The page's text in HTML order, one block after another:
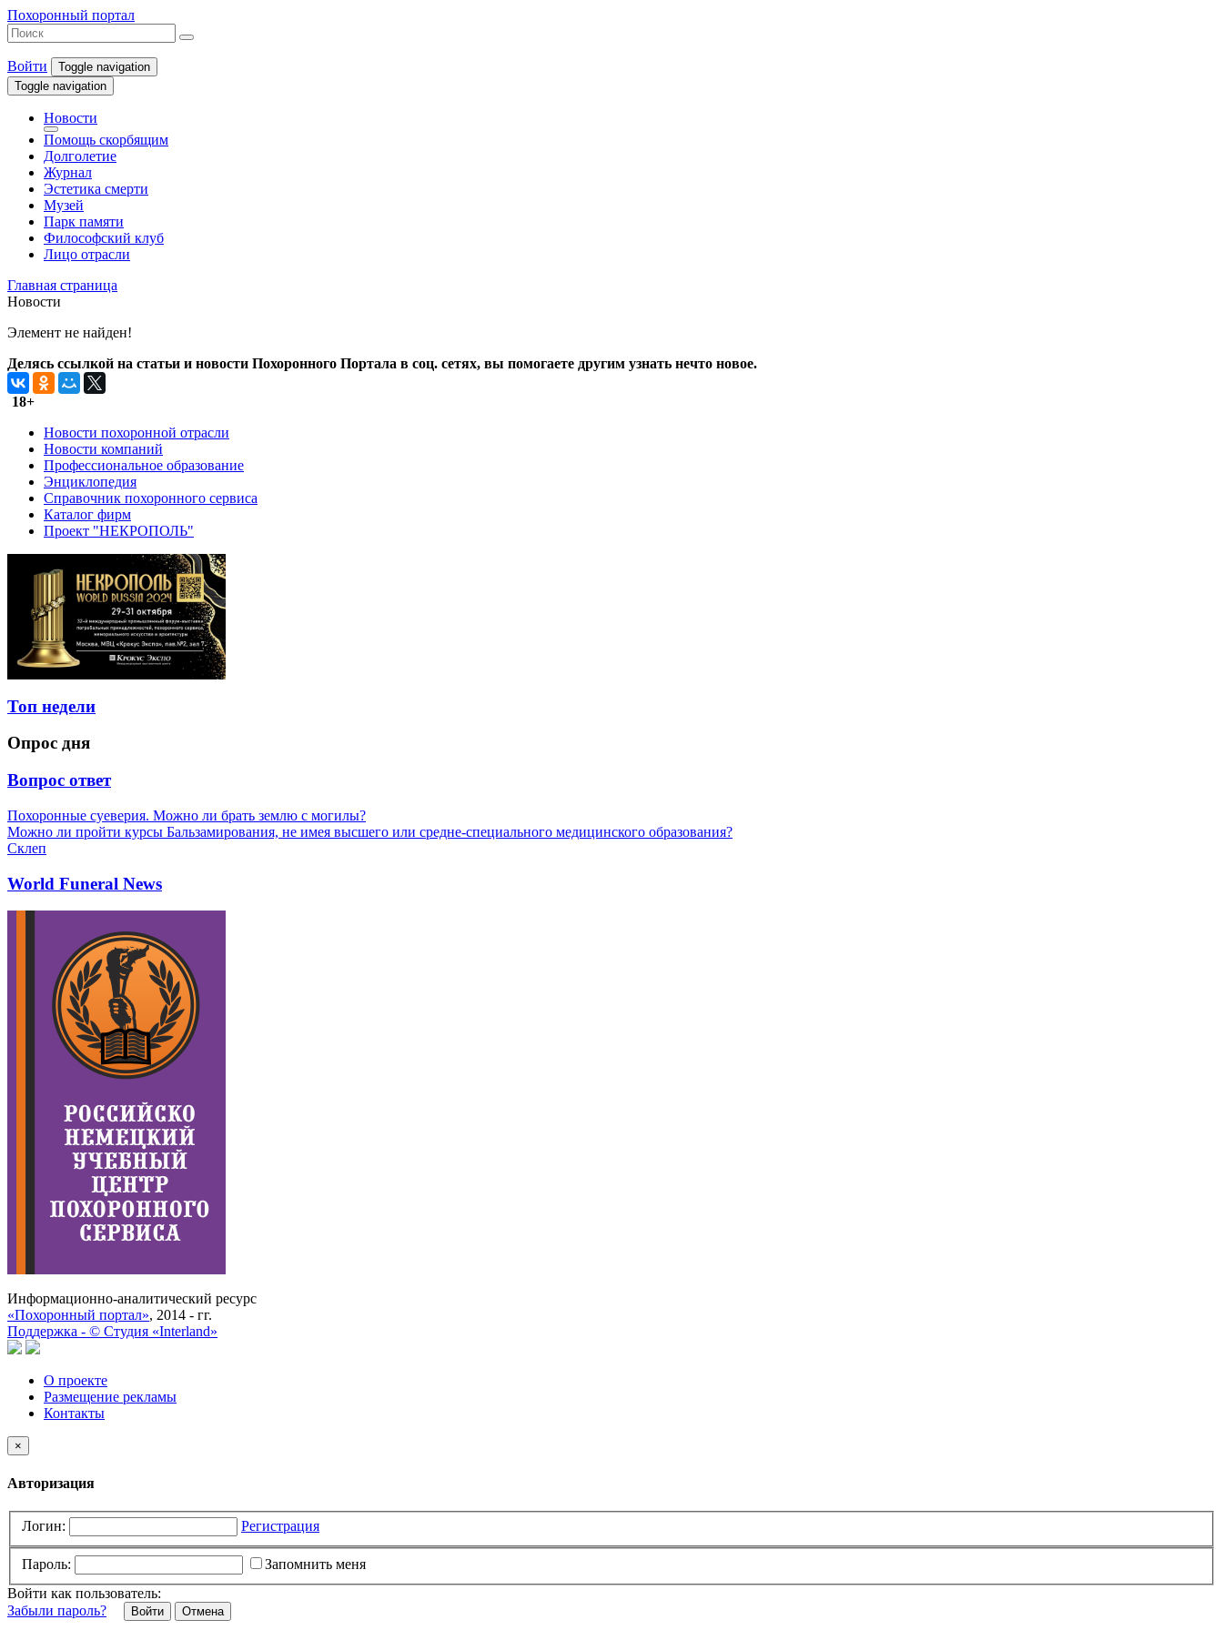
Похоронный портал
Войти
Toggle navigation
Toggle navigation
Новости
Помощь скорбящим
Долголетие
Журнал
Эстетика смерти
Музей
Парк памяти
Философский клуб
Лицо отрасли
Главная страница
Новости
Элемент не найден!
Делясь ссылкой на статьи и новости Похоронного Портала в соц. сетях, вы помогаете другим узнать нечто новое.
18+
Новости похоронной отрасли
Новости компаний
Профессиональное образование
Энциклопедия
Справочник похоронного сервиса
Каталог фирм
Проект "НЕКРОПОЛЬ"
Топ недели
Опрос дня
Вопрос ответ
Похоронные суеверия. Можно ли брать землю с могилы?
Можно ли пройти курсы Бальзамирования, не имея высшего или средне-специального медицинского образования?
Склеп
World Funeral News
Информационно-аналитический ресурс
«Похоронный портал», 2014 - гг.
Поддержка - © Cтудия «Interland»
О проекте
Размещение рекламы
Контакты
×
Авторизация
Логин: Регистрация
Пароль:
Запомнить меня
Войти как пользователь:
Забыли пароль?
Отмена